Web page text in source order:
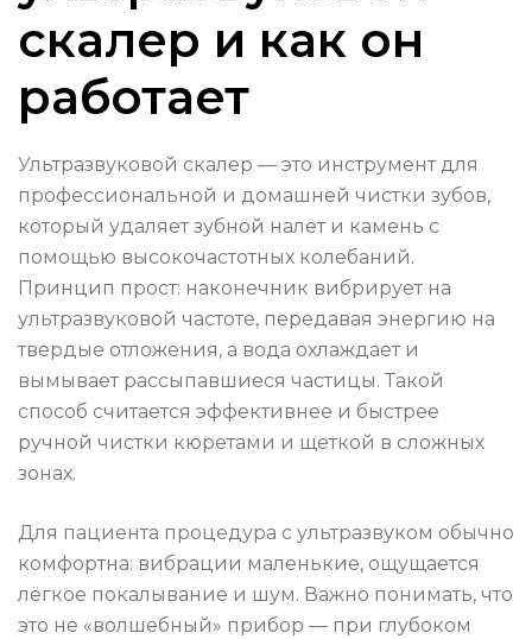
скалер и как он
работает
Ультразвуковой скалер — это инструмент для
профессиональной и домашней чистки зубов,
который удаляет зубной налет и камень с
помощью высокочастотных колебаний.
Принцип прост: наконечник вибрирует на
ультразвуковой частоте, передавая энергию на
твердые отложения, а вода охлаждает и
вымывает рассыпавшиеся частицы. Такой
способ считается эффективнее и быстрее
ручной чистки кюретами и щеткой в сложных
зонах.
Для пациента процедура с ультразвуком обычно
комфортна: вибрации маленькие, ощущается
лёгкое покалывание и шум. Важно понимать, что
это не «волшебный» прибор — при глубоком